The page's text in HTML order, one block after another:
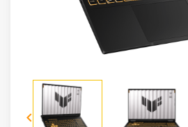
Bureautique
Mobilités
